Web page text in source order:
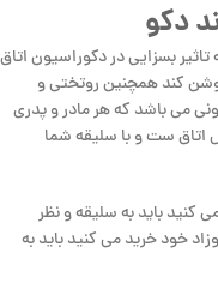
دکو
بسزایی در دکوراسیون اتاق
کند همچنین روتختی و
می باشد که هر مادر و پدری
اتاق ست و با سلیقه شما
کنید باید به سلیقه و نظر
خود خرید می کنید باید به